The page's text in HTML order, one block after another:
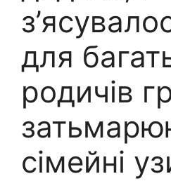
для
родичів
сімейні